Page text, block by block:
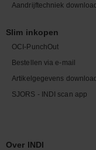
Aandrijftechniek
Slim inkopen
OCI-PunchOut
Bestellen via e-mail
Artikelgegevens
SJORS - INDI scan app
Over INDI